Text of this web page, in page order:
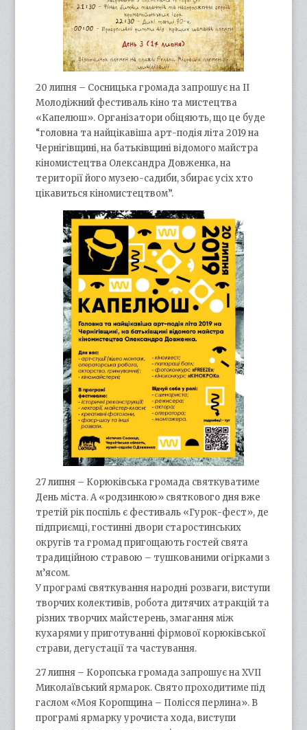
20 липня – Сосницька громада запрошує на ІІ
Молодіжний фестиваль кіно та мистецтва
«Капелюш». Організатори обіцяють, що це буде
“головна та найцікавіша арт-подія літа 2019 на
Чернігівщині, на батьківщині відомого майстра
кіномистецтва Олександра Довженка, на
території його музею-садиби, збирає усіх хто
цікавиться кіномистецтвом”.
27 липня – Корюківська громада святкуватиме
День міста. А «родзинкою» святкового дня вже
третій рік поспіль є фестиваль «Гурок-фест», де
підприємці, гостинні двори старостинських
округів та громад пригощають гостей свята
традиційною стравою – тушкованими огірками з
м’ясом.
У програмі святкування народні розваги, виступи
творчих колективів, робота дитячих атракцій та
різних творчих майстерень, змагання між
кухарями у приготуванні фірмової корюківської
страви, дегустації та частування.
27 липня – Коропська громада запрошує на XVII
Миколаївський ярмарок. Свято проходитиме під
гаслом «Моя Коропщина – Полісся перлина». В
програмі ярмарку урочиста хода, виступи